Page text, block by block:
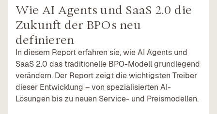
Wie AI Agents und SaaS 2.0 die
Zukunft der BPOs neu
definieren
In diesem Report erfahren sie, wie AI Agents und
SaaS 2.0 das traditionelle BPO-Modell grundlegend
verändern. Der Report zeigt die wichtigsten Treiber
dieser Entwicklung – von spezialisierten AI-
Lösungen bis zu neuen Service- und Preismodellen.